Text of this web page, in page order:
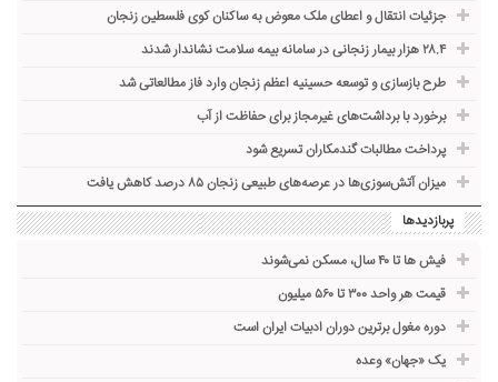
جزئیات انتقال و اعطای ملک معوض به ساکنان کوی فلسطین زنجان
۲۸.۴ هزار بیمار زنجانی در سامانه بیمه سلامت نشاندار شدند
طرح بازسازی و توسعه حسینیه اعظم زنجان وارد فاز مطالعاتی شد
برخورد با برداشت‌های غیرمجاز برای حفاظت از آب
پرداخت مطالبات گندمکاران تسریع شود
میزان آتش‌سوزی‌ها در عرصه‌های طبیعی زنجان ۸۵ درصد کاهش یافت
پربازدیدها
فیش ها تا ۴۰ سال، مسکن نمی‌شوند
قیمت هر واحد ۳۰۰ تا ۵۶۰ میلیون
دوره مغول برترین دوران ادبیات ایران است
یک «جهان» وعده